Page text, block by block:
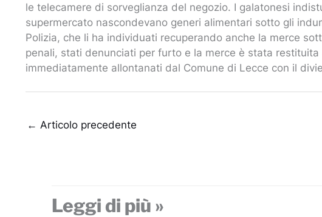
le telecamere di sorveglianza del negozio. I galatonesi
supermercato nascondevano generi alimentari sotto gli
Polizia, che li ha individuati recuperando anche la merce
penali, stati denunciati per furto e la merce è stata
immediatamente allontanati dal Comune di Lecce con il
← Articolo precedente
Leggi di più »